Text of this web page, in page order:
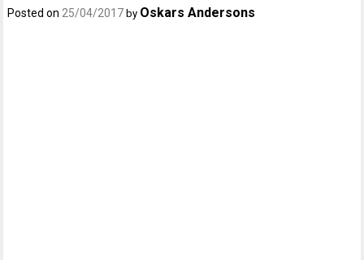
Posted on25/04/2017 by Oskars Andersons